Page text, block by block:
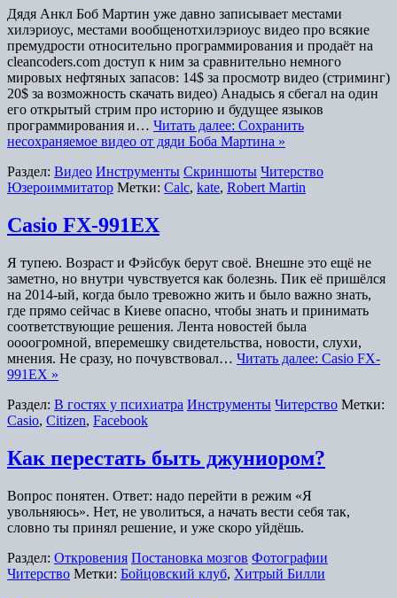
Дядя Анкл Боб Мартин уже давно записывает местами
хилэриоус, местами вообщенотхилэриоус видео про всякие
премудрости относительно программирования и продаёт на
cleancoders.com доступ к ним за сравнительно немного
мировых нефтяных запасов: 14$ за просмотр видео (стриминг)
20$ за возможность скачать видео) Анадысь я сбегал на один
его открытый стрим про историю и будущее языков
программирования и… Читать далее: Сохранить
несохраняемое видео от дяди Боба Мартина »
Раздел: Видео Инструменты Скриншоты Читерство
Юзероиммитатор Метки: Calc, kate, Robert Martin
Casio FX-991EX
Я тупею. Возраст и Фэйсбук берут своё. Внешне это ещё не
заметно, но внутри чувствуется как болезнь. Пик её пришёлся
на 2014-ый, когда было тревожно жить и было важно знать,
где прямо сейчас в Киеве опасно, чтобы знать и принимать
соответствующие решения. Лента новостей была
оооогромной, вперемешку свидетельства, новости, слухи,
мнения. Не сразу, но почувствовал… Читать далее: Casio FX-
991EX »
Раздел: В гостях у психиатра Инструменты Читерство Метки:
Casio, Citizen, Facebook
Как перестать быть джуниором?
Вопрос понятен. Ответ: надо перейти в режим «Я
увольняюсь». Нет, не уволиться, а начать вести себя так,
словно ты принял решение, и уже скоро уйдёшь.
Раздел: Откровения Постановка мозгов Фотографии
Читерство Метки: Бойцовский клуб, Хитрый Билли